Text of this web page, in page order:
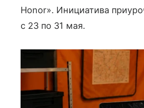
Honor». Инициатива
с 23 по 31 мая.